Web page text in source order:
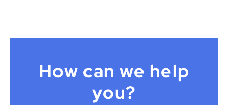
How can we help
you?